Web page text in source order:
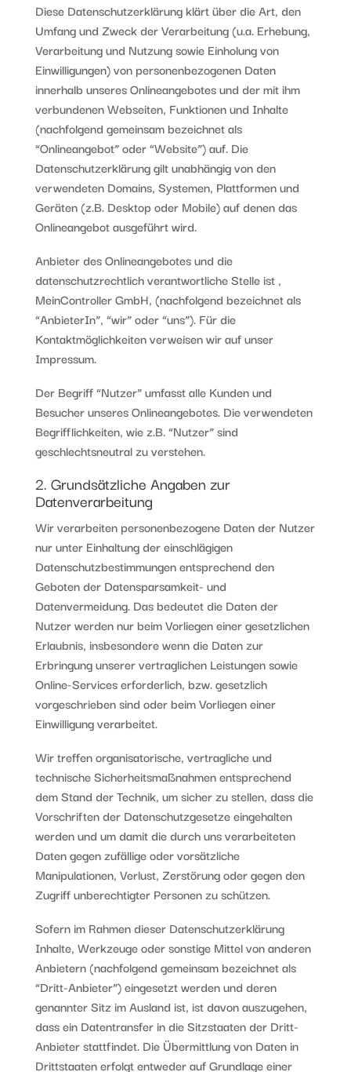
Diese Datenschutzerklärung klärt über die Art, den
Umfang und Zweck der Verarbeitung (u.a. Erhebung,
Verarbeitung und Nutzung sowie Einholung von
Einwilligungen) von personenbezogenen Daten
innerhalb unseres Onlineangebotes und der mit ihm
verbundenen Webseiten, Funktionen und Inhalte
(nachfolgend gemeinsam bezeichnet als
“Onlineangebot” oder “Website”) auf. Die
Datenschutzerklärung gilt unabhängig von den
verwendeten Domains, Systemen, Plattformen und
Geräten (z.B. Desktop oder Mobile) auf denen das
Onlineangebot ausgeführt wird.
Anbieter des Onlineangebotes und die
datenschutzrechtlich verantwortliche Stelle ist ,
MeinController GmbH, (nachfolgend bezeichnet als
“AnbieterIn”, “wir” oder “uns”). Für die
Kontaktmöglichkeiten verweisen wir auf unser
Impressum.
Der Begriff “Nutzer” umfasst alle Kunden und
Besucher unseres Onlineangebotes. Die verwendeten
Begrifflichkeiten, wie z.B. “Nutzer” sind
geschlechtsneutral zu verstehen.
2. Grundsätzliche Angaben zur
Datenverarbeitung
Wir verarbeiten personenbezogene Daten der Nutzer
nur unter Einhaltung der einschlägigen
Datenschutzbestimmungen entsprechend den
Geboten der Datensparsamkeit- und
Datenvermeidung. Das bedeutet die Daten der
Nutzer werden nur beim Vorliegen einer gesetzlichen
Erlaubnis, insbesondere wenn die Daten zur
Erbringung unserer vertraglichen Leistungen sowie
Online-Services erforderlich, bzw. gesetzlich
vorgeschrieben sind oder beim Vorliegen einer
Einwilligung verarbeitet.
Wir treffen organisatorische, vertragliche und
technische Sicherheitsmaßnahmen entsprechend
dem Stand der Technik, um sicher zu stellen, dass die
Vorschriften der Datenschutzgesetze eingehalten
werden und um damit die durch uns verarbeiteten
Daten gegen zufällige oder vorsätzliche
Manipulationen, Verlust, Zerstörung oder gegen den
Zugriff unberechtigter Personen zu schützen.
Sofern im Rahmen dieser Datenschutzerklärung
Inhalte, Werkzeuge oder sonstige Mittel von anderen
Anbietern (nachfolgend gemeinsam bezeichnet als
“Dritt-Anbieter”) eingesetzt werden und deren
genannter Sitz im Ausland ist, ist davon auszugehen,
dass ein Datentransfer in die Sitzstaaten der Dritt-
Anbieter stattfindet. Die Übermittlung von Daten in
Drittstaaten erfolgt entweder auf Grundlage einer